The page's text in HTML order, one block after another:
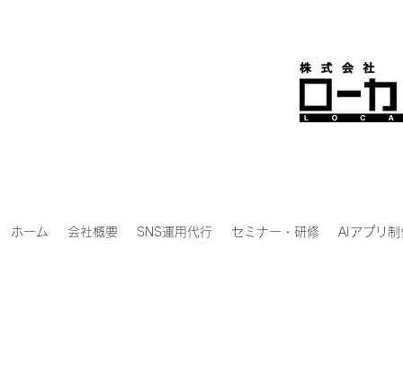
ホーム 会社概要 SNS運用代行 セミナー・研修 AIアプリ制